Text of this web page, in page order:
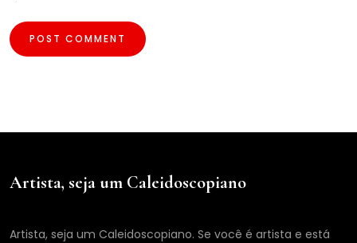
Artista, seja um Caleidoscopiano
Artista, seja um Caleidoscopiano. Se você é artista e está